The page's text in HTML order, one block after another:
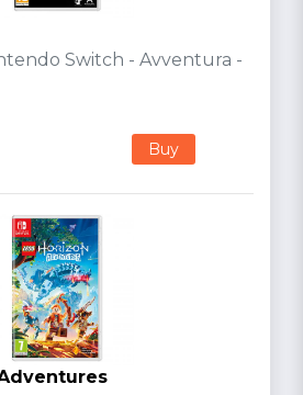
Switch - Avventura -
Buy